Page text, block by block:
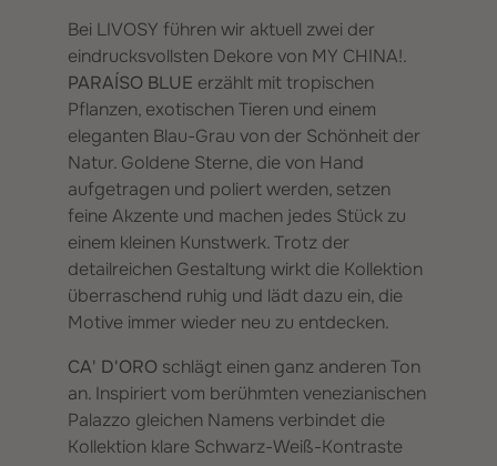
Bei LIVOSY führen wir aktuell zwei der
eindrucksvollsten Dekore von MY CHINA!.
PARAÍSO BLUE erzählt mit tropischen
Pflanzen, exotischen Tieren und einem
eleganten Blau-Grau von der Schönheit der
Natur. Goldene Sterne, die von Hand
aufgetragen und poliert werden, setzen
feine Akzente und machen jedes Stück zu
einem kleinen Kunstwerk. Trotz der
detailreichen Gestaltung wirkt die Kollektion
überraschend ruhig und lädt dazu ein, die
Motive immer wieder neu zu entdecken.
CA' D'OROschlägt einen ganz anderen Ton
an. Inspiriert vom berühmten venezianischen
Palazzo gleichen Namens verbindet die
Kollektion klare Schwarz-Weiß-Kontraste